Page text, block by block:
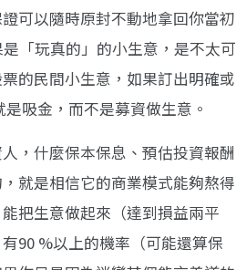
可以隨時原封不動地拿回你當初
「玩真的」的小生意，是不太可
的民間小生意，如果訂出明確或
吸金，而不是募資做生意。
，什麼保本保息、預估投資報酬
就是相信它的商業模式能夠熬得
把生意做起來（達到損益兩平
90 %以上的機率（可能還算保